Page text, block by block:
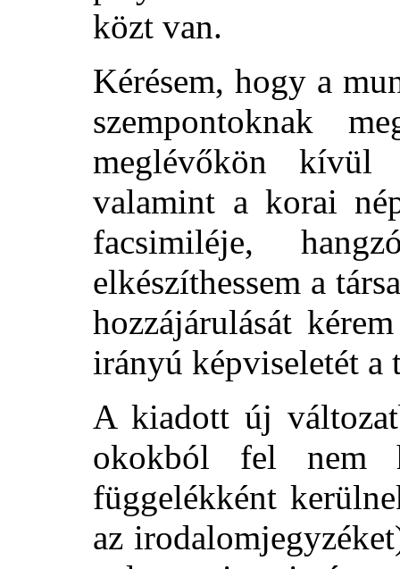
közt van.
Kérésem, hogy a
szempontoknak
meglévőkön kívül
valamint a korai
facsimiléje,
elkészíthessem a
hozzájárulását
irányú képviseletét a
A kiadott új
okokból fel nem
függelékként
az